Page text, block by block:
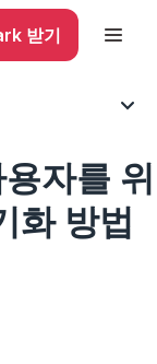
받기
자를 위
화 방법